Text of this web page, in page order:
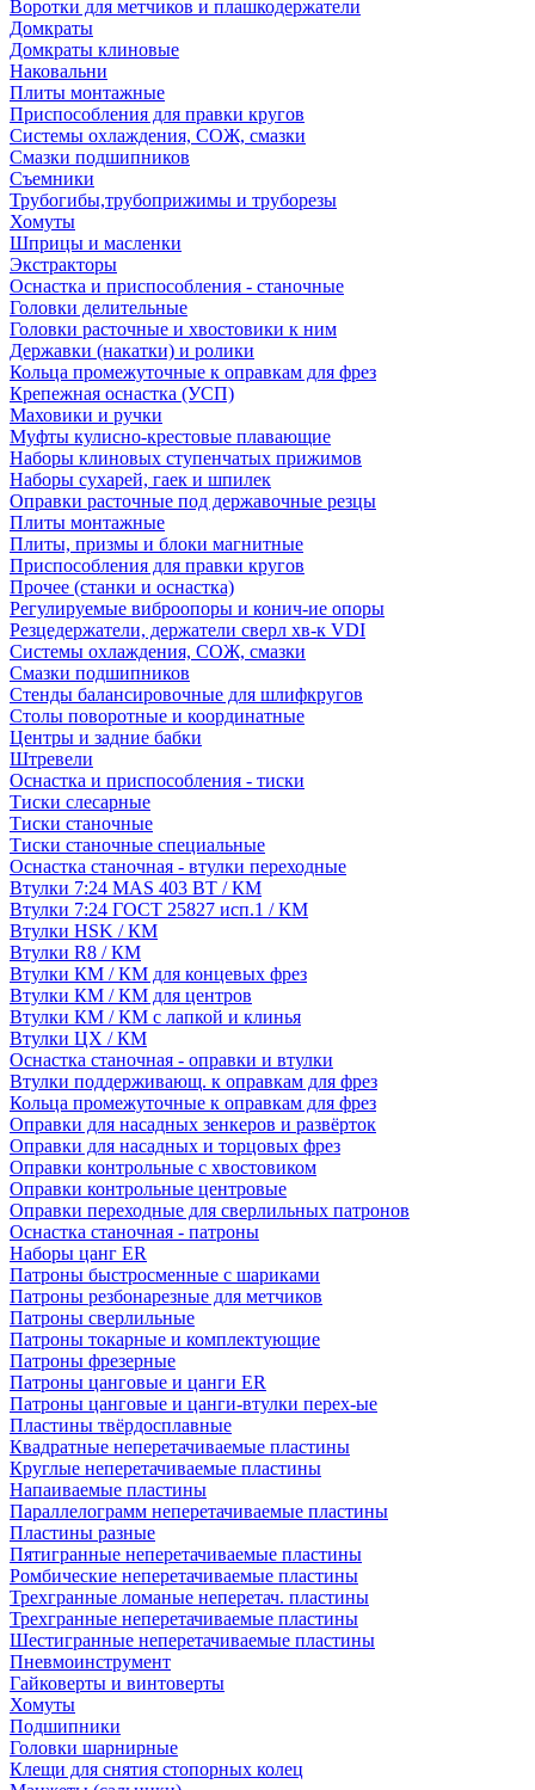
Воротки для метчиков и плашкодержатели
Домкраты
Домкраты клиновые
Наковальни
Плиты монтажные
Приспособления для правки кругов
Системы охлаждения, СОЖ, смазки
Смазки подшипников
Съемники
Трубогибы,трубоприжимы и труборезы
Хомуты
Шприцы и масленки
Экстракторы
Оснастка и приспособления - станочные
Головки делительные
Головки расточные и хвостовики к ним
Державки (накатки) и ролики
Кольца промежуточные к оправкам для фрез
Крепежная оснастка (УСП)
Маховики и ручки
Муфты кулисно-крестовые плавающие
Наборы клиновых ступенчатых прижимов
Наборы сухарей, гаек и шпилек
Оправки расточные под державочные резцы
Плиты монтажные
Плиты, призмы и блоки магнитные
Приспособления для правки кругов
Прочее (станки и оснастка)
Регулируемые виброопоры и конич-ие опоры
Резцедержатели, держатели сверл хв-к VDI
Системы охлаждения, СОЖ, смазки
Смазки подшипников
Стенды балансировочные для шлифкругов
Столы поворотные и координатные
Центры и задние бабки
Штревели
Оснастка и приспособления - тиски
Тиски слесарные
Тиски станочные
Тиски станочные специальные
Оснастка станочная - втулки переходные
Втулки 7:24 MAS 403 BT / КМ
Втулки 7:24 ГОСТ 25827 исп.1 / КМ
Втулки HSK / КМ
Втулки R8 / КМ
Втулки КМ / КМ для концевых фрез
Втулки КМ / КМ для центров
Втулки КМ / КМ с лапкой и клинья
Втулки ЦХ / КМ
Оснастка станочная - оправки и втулки
Втулки поддерживающ. к оправкам для фрез
Кольца промежуточные к оправкам для фрез
Оправки для насадных зенкеров и развёрток
Оправки для насадных и торцовых фрез
Оправки контрольные с хвостовиком
Оправки контрольные центровые
Оправки переходные для сверлильных патронов
Оснастка станочная - патроны
Наборы цанг ER
Патроны быстросменные с шариками
Патроны резбонарезные для метчиков
Патроны сверлильные
Патроны токарные и комплектующие
Патроны фрезерные
Патроны цанговые и цанги ER
Патроны цанговые и цанги-втулки перех-ые
Пластины твёрдосплавные
Квадратные неперетачиваемые пластины
Круглые неперетачиваемые пластины
Напаиваемые пластины
Параллелограмм неперетачиваемые пластины
Пластины разные
Пятигранные неперетачиваемые пластины
Ромбические неперетачиваемые пластины
Трехгранные ломаные неперетач. пластины
Трехгранные неперетачиваемые пластины
Шестигранные неперетачиваемые пластины
Пневмоинструмент
Гайковерты и винтоверты
Хомуты
Подшипники
Головки шарнирные
Клещи для снятия стопорных колец